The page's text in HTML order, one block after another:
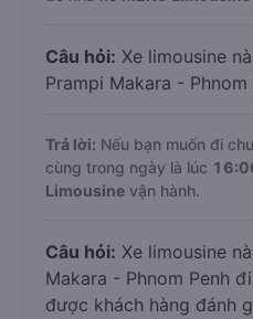
Câu hỏi: Xe limousine
Prampi Makara - Phnom
Trả lời: Nếu bạn muốn đi
cùng trong ngày là lúc
Limousine vận hành.
Câu hỏi: Xe limousine
Makara - Phnom Penh
được khách hàng đánh